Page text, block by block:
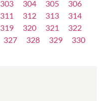
303 304 305
306
311 312 313
314
319 320 321
322
327 328 329 330